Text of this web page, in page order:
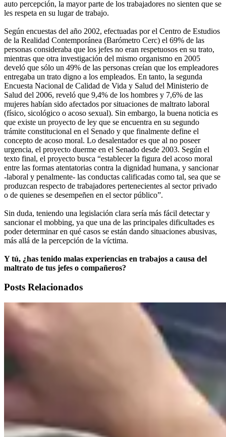
auto percepción, la mayor parte de los trabajadores no sienten que se
les respeta en su lugar de trabajo.
Según encuestas del año 2002, efectuadas por el Centro de Estudios
de la Realidad Contemporánea (Barómetro Cerc) el 69% de las
personas consideraba que los jefes no eran respetuosos en su trato,
mientras que otra investigación del mismo organismo en 2005
develó que sólo un 49% de las personas creían que los empleadores
entregaba un trato digno a los empleados. En tanto, la segunda
Encuesta Nacional de Calidad de Vida y Salud del Ministerio de
Salud del 2006, reveló que 9,4% de los hombres y 7,6% de las
mujeres habían sido afectados por situaciones de maltrato laboral
(físico, sicológico o acoso sexual). Sin embargo, la buena noticia es
que existe un proyecto de ley que se encuentra en su segundo
trámite constitucional en el Senado y que finalmente define el
concepto de acoso moral. Lo desalentador es que al no poseer
urgencia, el proyecto duerme en el Senado desde 2003. Según el
texto final, el proyecto busca “establecer la figura del acoso moral
entre las formas atentatorias contra la dignidad humana, y sancionar
-laboral y penalmente- las conductas calificadas como tal, sea que se
produzcan respecto de trabajadores pertenecientes al sector privado
o de quienes se desempeñen en el sector público”.
Sin duda, teniendo una legislación clara sería más fácil detectar y
sancionar el mobbing, ya que una de las principales dificultades es
poder determinar en qué casos se están dando situaciones abusivas,
más allá de la percepción de la víctima.
Y tú, ¿has tenido malas experiencias en trabajos a causa del
maltrato de tus jefes o compañeros?
Posts Relacionados